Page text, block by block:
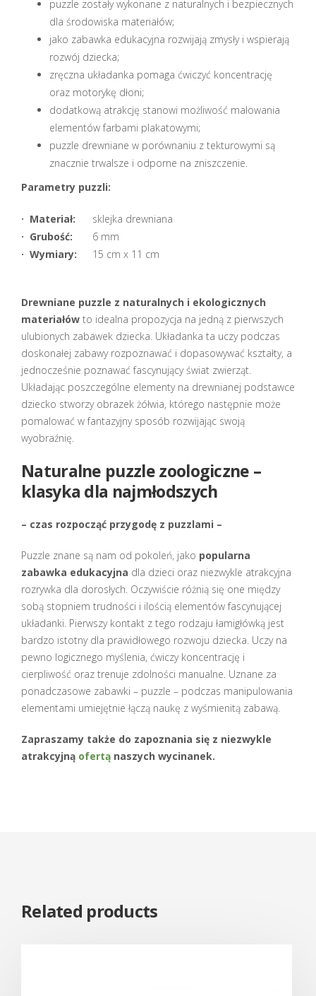
puzzle zostały wykonane z naturalnych i bezpiecznych
dla środowiska materiałów;
jako zabawka edukacyjna rozwijają zmysły i wspierają
rozwój dziecka;
zręczna układanka pomaga ćwiczyć koncentrację
oraz motorykę dłoni;
dodatkową atrakcję stanowi możliwość malowania
elementów farbami plakatowymi;
puzzle drewniane w porównaniu z tekturowymi są
znacznie trwalsze i odporne na zniszczenie.
Parametry puzzli:
· Materiał:
sklejka drewniana
· Grubość:
6 mm
· Wymiary:
15 cm x 11 cm
Drewniane puzzle z naturalnych i ekologicznych
materiałów to idealna propozycja na jedną z pierwszych
ulubionych zabawek dziecka. Układanka ta uczy podczas
doskonałej zabawy rozpoznawać i dopasowywać kształty, a
jednocześnie poznawać fascynujący świat zwierząt.
Układając poszczególne elementy na drewnianej podstawce
dziecko stworzy obrazek żółwia, którego następnie może
pomalować w fantazyjny sposób rozwijając swoją
wyobraźnię.
Naturalne puzzle zoologiczne –
klasyka dla najmłodszych
– czas rozpocząć przygodę z puzzlami –
Puzzle znane są nam od pokoleń, jako popularna
zabawka edukacyjna dla dzieci oraz niezwykle atrakcyjna
rozrywka dla dorosłych. Oczywiście różnią się one między
sobą stopniem trudności i ilością elementów fascynującej
układanki. Pierwszy kontakt z tego rodzaju łamigłówką jest
bardzo istotny dla prawidłowego rozwoju dziecka. Uczy na
pewno logicznego myślenia, ćwiczy koncentrację i
cierpliwość oraz trenuje zdolności manualne. Uznane za
ponadczasowe zabawki – puzzle – podczas manipulowania
elementami umiejętnie łączą naukę z wyśmienitą zabawą.
Zapraszamy także do zapoznania się z niezwykle
atrakcyjną ofertą naszych wycinanek.
Related products